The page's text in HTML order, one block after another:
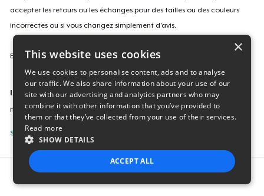
accepter les retours ou les échanges pour des tailles ou des couleurs
incorrectes ou si vous changez simplement d'avis.
En savoir plus sur notre politique de retoursici
ID campagne
math-love-2021
Signaler cette page
×
This website uses cookies
We use cookies to personalise content, ads and to analyse
our traffic. We also share information about your use of our
site with our advertising and analytics partners who may
combine it with other information that you’ve provided to
them or that they’ve collected from your use of their services.
Read more
SHOW DETAILS
ACCEPT ALL
STRICTLY NECESSARY PERFORMANCE